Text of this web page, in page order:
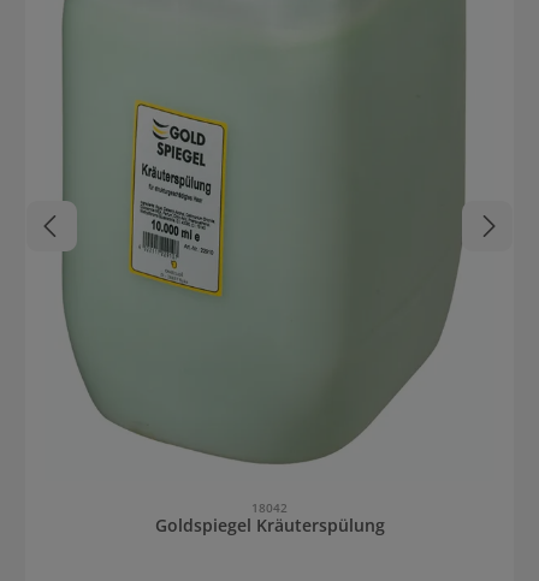
18042
Goldspiegel Kräuterspülung